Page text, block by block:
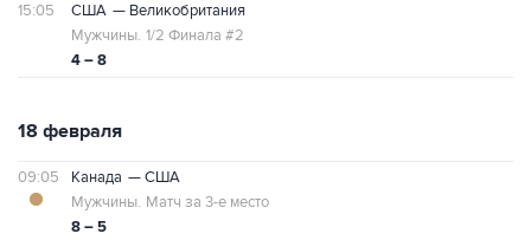
15:05 США — Великобритания
4 – 8
Мужчины. 1/2 Финала #2
18 февраля
09:05 Канада — США
8 – 5
Мужчины. Матч за 3-е место